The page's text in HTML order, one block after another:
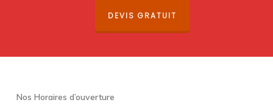
DEVIS GRATUIT
Nos Horaires d’ouverture